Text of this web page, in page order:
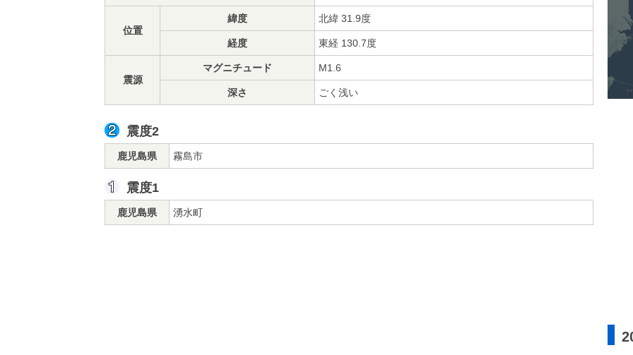
位置
緯度 北緯 31.9度
経度 東経 130.7度
震源
マグニチュード M1.6
深さ ごく浅い
震度2
鹿児島県 霧島市
震度1
鹿児島県 湧水町